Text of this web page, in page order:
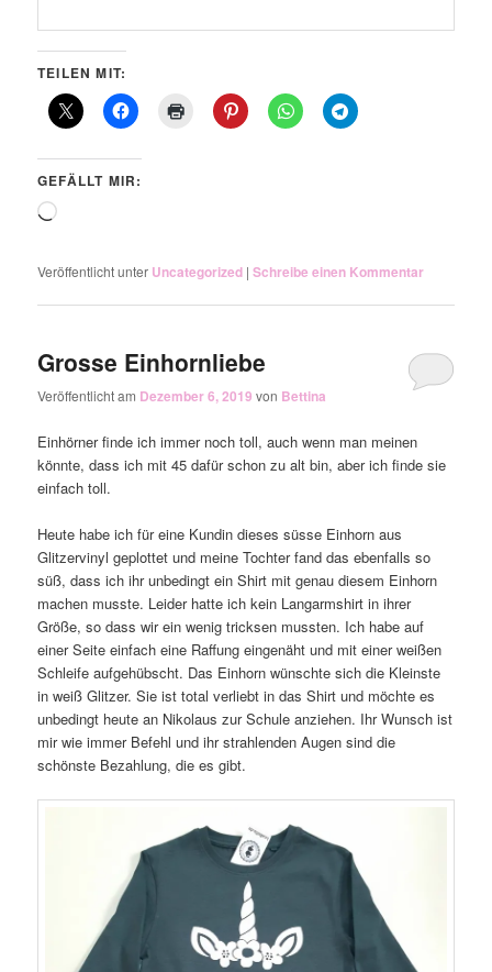
TEILEN MIT:
GEFÄLLT MIR:
Wird
Veröffentlicht unter Uncategorized |Schreibe einen Kommentar
Grosse Einhornliebe
Veröffentlicht am Dezember 6, 2019 von Bettina
Einhörner finde ich immer noch toll, auch wenn man meinen
könnte, dass ich mit 45 dafür schon zu alt bin, aber ich finde sie
einfach toll.
Heute habe ich für eine Kundin dieses süsse Einhorn aus
Glitzervinyl geplottet und meine Tochter fand das ebenfalls so
süß, dass ich ihr unbedingt ein Shirt mit genau diesem Einhorn
machen musste. Leider hatte ich kein Langarmshirt in ihrer
Größe, so dass wir ein wenig tricksen mussten. Ich habe auf
einer Seite einfach eine Raffung eingenäht und mit einer weißen
Schleife aufgehübscht. Das Einhorn wünschte sich die Kleinste
in weiß Glitzer. Sie ist total verliebt in das Shirt und möchte es
unbedingt heute an Nikolaus zur Schule anziehen. Ihr Wunsch ist
mir wie immer Befehl und ihr strahlenden Augen sind die
schönste Bezahlung, die es gibt.